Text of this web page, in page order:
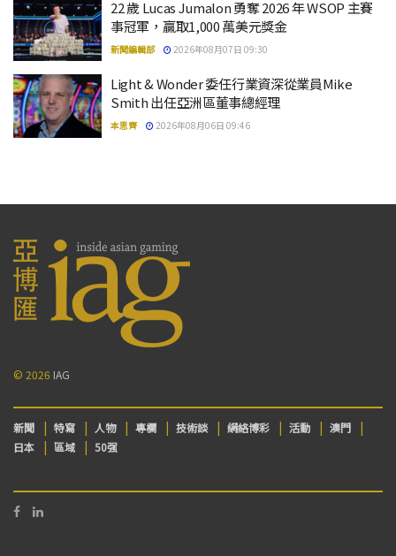
22 歲 Lucas Jumalon 勇奪 2026 年 WSOP 主賽
事冠軍，贏取1,000 萬美元獎金
新聞編輯部 2026年08月07日 09:30
Light & Wonder 委任行業資深從業員Mike
Smith 出任亞洲區董事總經理
本思齊 2026年08月06日 09:46
© 2026 IAG
新聞 特寫 人物 專欄 技術談 網絡博彩 活動
澳門
日本
區域 50强